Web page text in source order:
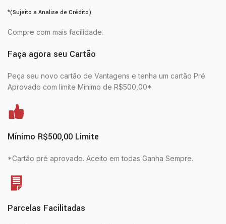
*(Sujeito a Analise de Crédito)
Compre com mais facilidade.
Faça agora seu Cartão
Peça seu novo cartão de Vantagens e tenha um cartão Pré
Aprovado com limite Minimo de R$500,00*
Mínimo R$500,00 Limite
*Cartão pré aprovado. Aceito em todas Ganha Sempre.
Parcelas Facilitadas